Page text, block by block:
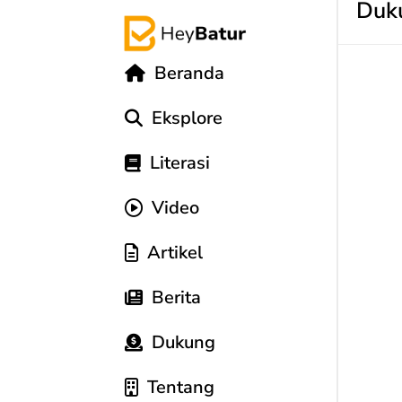
Beranda
Eksplore
Literasi
Video
Artikel
Berita
Dukung
Tentang